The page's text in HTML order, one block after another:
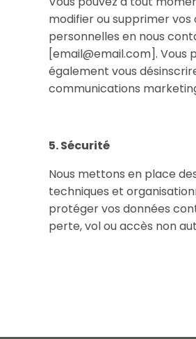
modifier ou supprimer vos
personnelles en nous
[email@email.com]. Vous
également vous
communications
5. Sécurité
Nous mettons en place
techniques et
protéger vos données
perte, vol ou accès non